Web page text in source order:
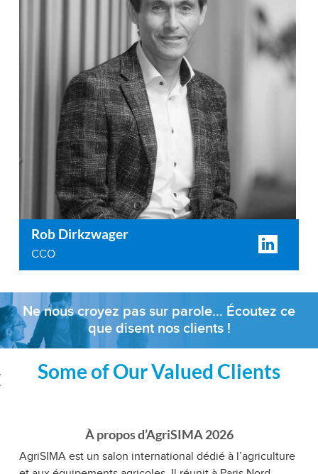
Rob Dirkzwager
CCO
Ne nous croyez pas sur parole… Écoutez ce
que disent nos clients !
Some of Our Valued Clients
À propos d’AgriSIMA 2026
AgriSIMA est un salon international dédié à l’agriculture